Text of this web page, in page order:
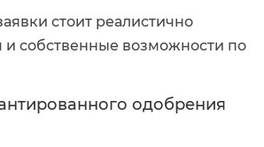
стоит реалистично
и собственные возможности по
одобрения